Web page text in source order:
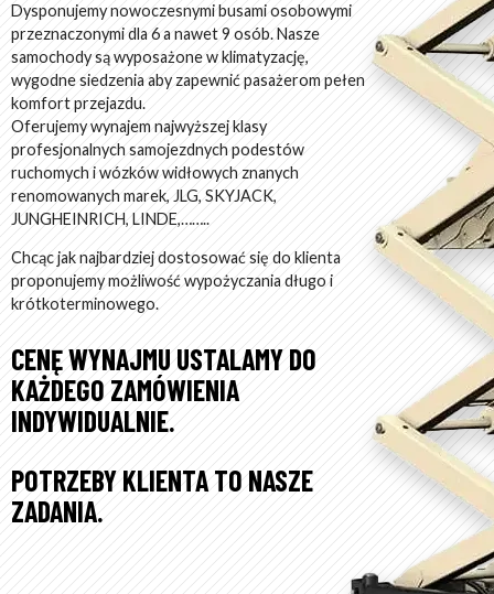
Dysponujemy nowoczesnymi busami osobowymi
przeznaczonymi dla 6 a nawet 9 osób. Nasze
samochody są wyposażone w klimatyzację,
wygodne siedzenia aby zapewnić pasażerom pełen
komfort przejazdu.
Oferujemy wynajem najwyższej klasy
profesjonalnych samojezdnych podestów
ruchomych i wózków widłowych znanych
renomowanych marek, JLG, SKYJACK,
JUNGHEINRICH, LINDE,……..
Chcąc jak najbardziej dostosować się do klienta
proponujemy możliwość wypożyczania długo i
krótkoterminowego.
CENĘ WYNAJMU USTALAMY DO
KAŻDEGO ZAMÓWIENIA
INDYWIDUALNIE.
POTRZEBY KLIENTA TO NASZE
ZADANIA.